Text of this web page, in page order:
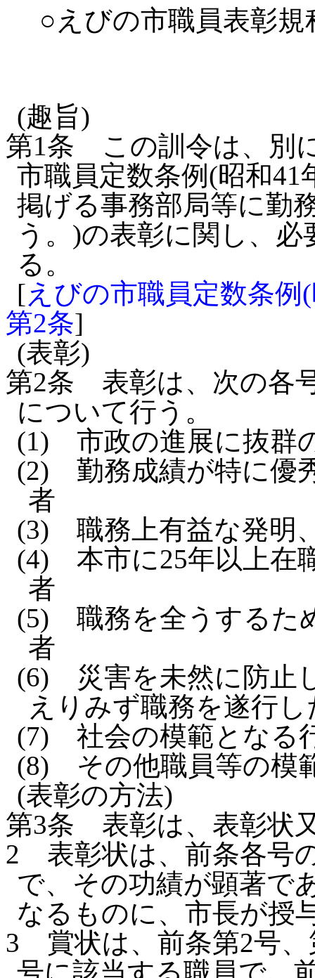
○えびの市職員表彰規
(趣旨)
第1条 この訓令は、別
市職員定数条例(昭和41
掲げる事務部局等に勤
う。)の表彰に関し、
る。
[えびの市職員定数条
第2条]
(表彰)
第2条 表彰は、次の各
について行う。
(1) 市政の進展に抜群
(2) 勤務成績が特に優
者
(3) 職務上有益な発明
(4) 本市に25年以上在
者
(5) 職務を全うするた
者
(6) 災害を未然に防止
えりみず職務を遂行し
(7) 社会の模範となる
(8) その他職員等の模
(表彰の方法)
第3条 表彰は、表彰状
2 表彰状は、前条各号
で、その功績が顕著で
なるものに、市長が授
3 賞状は、前条第2号